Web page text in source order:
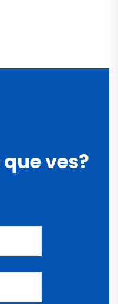
ves?